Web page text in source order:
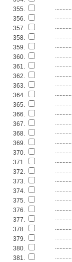
355.
356.
357.
358.
359.
360.
361.
362.
363.
364.
365.
366.
367.
368.
369.
370.
371.
372.
373.
374.
375.
376.
377.
378.
379.
380.
381.